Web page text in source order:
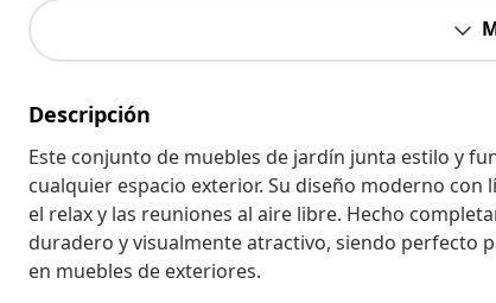
Descripción
Este conjunto de muebles de jardín junta estilo y
cualquier espacio exterior. Su diseño moderno
el relax y las reuniones al aire libre. Hecho
duradero y visualmente atractivo, siendo perfecto
en muebles de exteriores.